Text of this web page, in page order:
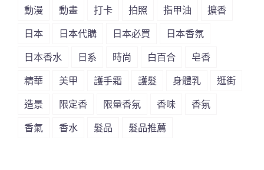
動漫 動畫 打卡 拍照 指甲油 擴香
日本 日本代購 日本必買 日本香氛
日本香水 日系 時尚 白百合 皂香
精華 美甲 護手霜 護髮 身體乳 逛街
造景 限定香 限量香氛 香味 香氛
香氣 香水 髮品 髮品推薦